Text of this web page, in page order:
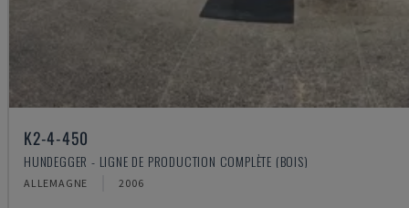
K2-4-450
HUNDEGGER - LIGNE DE PRODUCTION COMPLÈTE (BOIS)
ALLEMAGNE 2006